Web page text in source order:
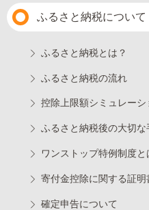
ふるさと納税について
ふるさと納税とは？
ふるさと納税の流れ
控除上限額シミュレーシ
ふるさと納税後の大切な
ワンストップ特例制度と
寄付金控除に関する証明
確定申告について